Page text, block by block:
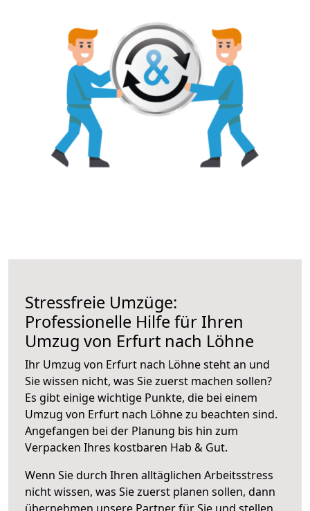
Stressfreie Umzüge:
Professionelle Hilfe für Ihren
Umzug von Erfurt nach Löhne
Ihr Umzug von Erfurt nach Löhne steht an und
Sie wissen nicht, was Sie zuerst machen sollen?
Es gibt einige wichtige Punkte, die bei einem
Umzug von Erfurt nach Löhne zu beachten sind.
Angefangen bei der Planung bis hin zum
Verpacken Ihres kostbaren Hab & Gut.
Wenn Sie durch Ihren alltäglichen Arbeitsstress
nicht wissen, was Sie zuerst planen sollen, dann